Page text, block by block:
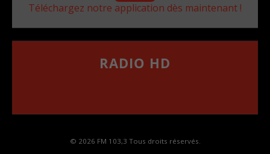
Téléchargez notre application dès maintenant !
RADIO HD
© 2026 FM 103,3 Tous droits réservés.